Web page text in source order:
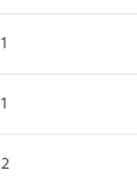
1
1
2